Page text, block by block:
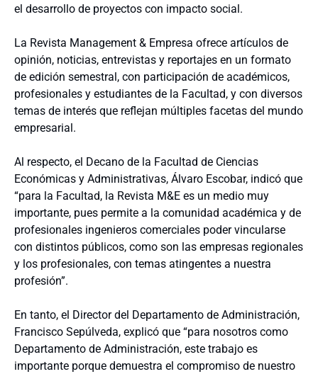
el desarrollo de proyectos con impacto social.
La Revista Management & Empresa ofrece artículos de
opinión, noticias, entrevistas y reportajes en un formato
de edición semestral, con participación de académicos,
profesionales y estudiantes de la Facultad, y con diversos
temas de interés que reflejan múltiples facetas del mundo
empresarial.
Al respecto, el Decano de la Facultad de Ciencias
Económicas y Administrativas, Álvaro Escobar, indicó que
“para la Facultad, la Revista M&E es un medio muy
importante, pues permite a la comunidad académica y de
profesionales ingenieros comerciales poder vincularse
con distintos públicos, como son las empresas regionales
y los profesionales, con temas atingentes a nuestra
profesión”.
En tanto, el Director del Departamento de Administración,
Francisco Sepúlveda, explicó que “para nosotros como
Departamento de Administración, este trabajo es
importante porque demuestra el compromiso de nuestro